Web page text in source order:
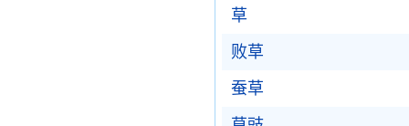
草
败草
蚕草